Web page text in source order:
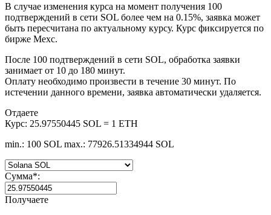
В случае изменения курса на момент получения 100
подтверждений в сети SOL более чем на 0.15%, заявка может
быть пересчитана по актуальному курсу. Курс фиксируется по
бирже Mexc.
После 100 подтверждений в сети SOL, обработка заявки
занимает от 10 до 180 минут.
Оплату необходимо произвести в течение 30 минут. По
истечении данного времени, заявка автоматически удаляется.
Отдаете
Курс: 25.97550445 SOL = 1 ETH
min.: 100 SOL max.: 77926.51334944 SOL
Сумма*:
Получаете